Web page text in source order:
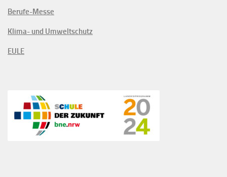
Berufe-Messe
Klima- und Umweltschutz
EULE